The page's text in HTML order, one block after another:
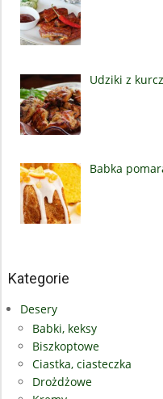
Udziki z
Babka
Kategorie
Desery
Babki, keksy
Biszkoptowe
Ciastka, ciasteczka
Drożdżowe